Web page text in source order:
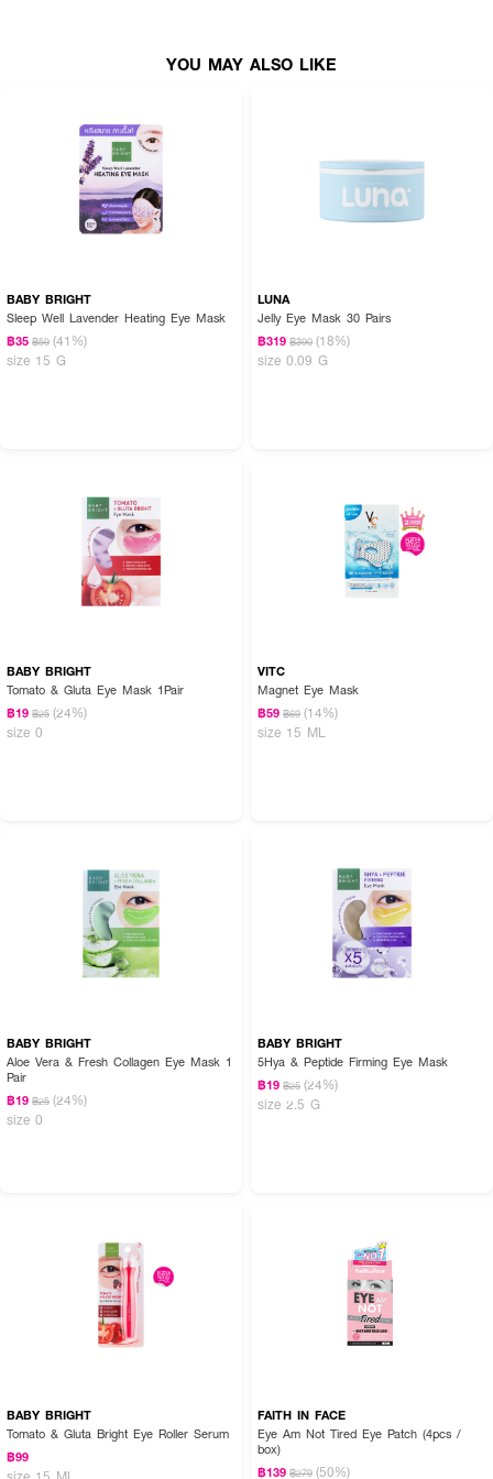
YOU MAY ALSO LIKE
BABY BRIGHT
Sleep Well Lavender Heating Eye Mask
฿35 ฿59 (41%)
size 15 G
LUNA
Jelly Eye Mask 30 Pairs
฿319 ฿390 (18%)
size 0.09 G
BABY BRIGHT
Tomato & Gluta Eye Mask 1Pair
฿19 ฿25 (24%)
size 0
VITC
Magnet Eye Mask
฿59 ฿69 (14%)
size 15 ML
BABY BRIGHT
Aloe Vera & Fresh Collagen Eye Mask 1
Pair
฿19 ฿25 (24%)
size 0
BABY BRIGHT
5Hya & Peptide Firming Eye Mask
฿19 ฿25 (24%)
size 2.5 G
BABY BRIGHT
Tomato & Gluta Bright Eye Roller Serum
฿99
size 15 ML
FAITH IN FACE
Eye Am Not Tired Eye Patch (4pcs /
box)
฿139 ฿279 (50%)